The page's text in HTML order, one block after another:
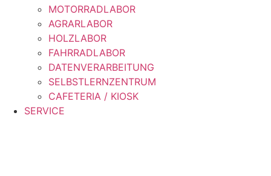
MOTORRADLABOR
AGRARLABOR
HOLZLABOR
FAHRRADLABOR
DATENVERARBEITUNG
SELBSTLERNZENTRUM
CAFETERIA / KIOSK
SERVICE